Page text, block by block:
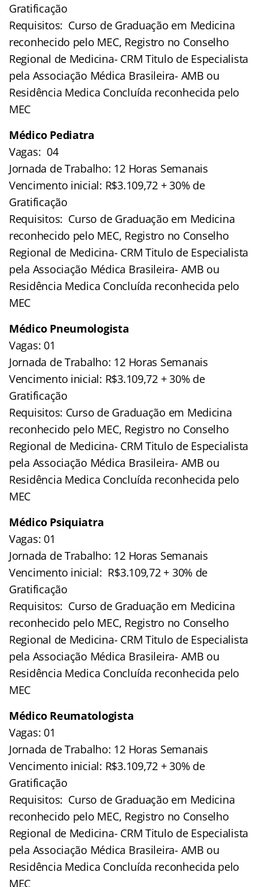
Gratificação
Requisitos: Curso de Graduação em Medicina
reconhecido pelo MEC, Registro no Conselho
Regional de Medicina- CRM Titulo de Especialista
pela Associação Médica Brasileira- AMB ou
Residência Medica Concluída reconhecida pelo
MEC
Médico Pediatra
Vagas: 04
Jornada de Trabalho: 12 Horas Semanais
Vencimento inicial: R$3.109,72 + 30% de
Gratificação
Requisitos: Curso de Graduação em Medicina
reconhecido pelo MEC, Registro no Conselho
Regional de Medicina- CRM Titulo de Especialista
pela Associação Médica Brasileira- AMB ou
Residência Medica Concluída reconhecida pelo
MEC
Médico Pneumologista
Vagas: 01
Jornada de Trabalho: 12 Horas Semanais
Vencimento inicial: R$3.109,72 + 30% de
Gratificação
Requisitos: Curso de Graduação em Medicina
reconhecido pelo MEC, Registro no Conselho
Regional de Medicina- CRM Titulo de Especialista
pela Associação Médica Brasileira- AMB ou
Residência Medica Concluída reconhecida pelo
MEC
Médico Psiquiatra
Vagas: 01
Jornada de Trabalho: 12 Horas Semanais
Vencimento inicial: R$3.109,72 + 30% de
Gratificação
Requisitos: Curso de Graduação em Medicina
reconhecido pelo MEC, Registro no Conselho
Regional de Medicina- CRM Titulo de Especialista
pela Associação Médica Brasileira- AMB ou
Residência Medica Concluída reconhecida pelo
MEC
Médico Reumatologista
Vagas: 01
Jornada de Trabalho: 12 Horas Semanais
Vencimento inicial: R$3.109,72 + 30% de
Gratificação
Requisitos: Curso de Graduação em Medicina
reconhecido pelo MEC, Registro no Conselho
Regional de Medicina- CRM Titulo de Especialista
pela Associação Médica Brasileira- AMB ou
Residência Medica Concluída reconhecida pelo
MEC